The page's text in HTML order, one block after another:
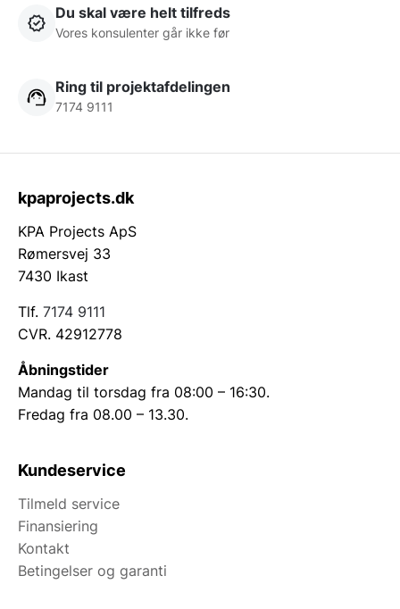
Du skal være helt tilfreds
Vores konsulenter går ikke før
Ring til projektafdelingen
7174 9111
kpaprojects.dk
KPA Projects ApS
Rømersvej 33
7430 Ikast
Tlf. 7174 9111
CVR. 42912778
Åbningstider
Mandag til torsdag fra 08:00 – 16:30.
Fredag fra 08.00 – 13.30.
Kundeservice
Tilmeld service
Finansiering
Kontakt
Betingelser og garanti